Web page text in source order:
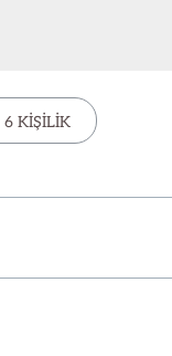
6 KİŞİLİK